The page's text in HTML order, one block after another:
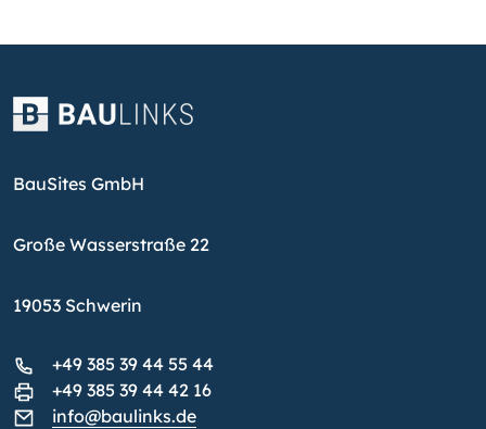
BauSites GmbH
Große Wasserstraße 22
19053 Schwerin
+49 385 39 44 55 44
+49 385 39 44 42 16
info@baulinks.de